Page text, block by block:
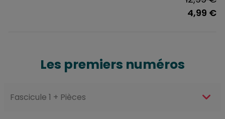
4,99 €
Les premiers numéros